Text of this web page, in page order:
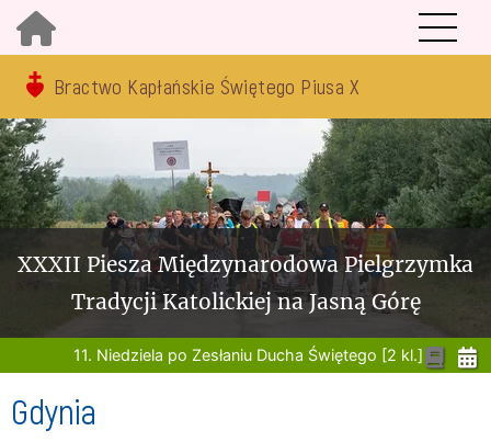
Bractwo Kapłańskie Świętego Piusa X
XXXII Piesza Międzynarodowa Pielgrzymka
Tradycji Katolickiej na Jasną Górę
11. Niedziela po Zesłaniu Ducha Świętego [2 kl.]
Gdynia